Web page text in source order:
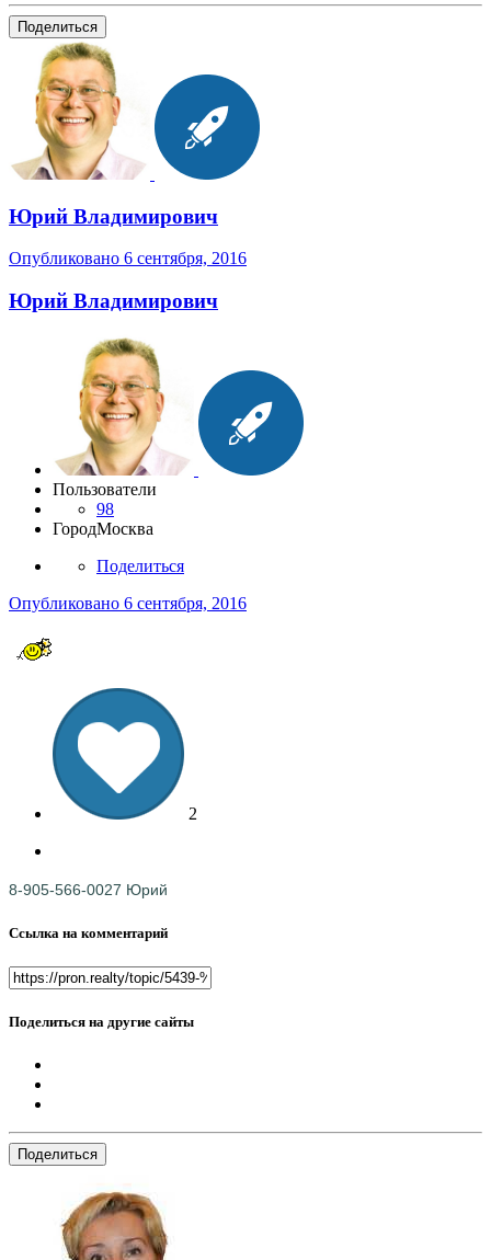
Поделиться
Юрий Владимирович
Опубликовано 6 сентября, 2016
Юрий Владимирович
Пользователи
98
ГородМосква
Поделиться
Опубликовано 6 сентября, 2016
2
8-905-566-0027 Юрий
Ссылка на комментарий
Поделиться на другие сайты
Поделиться